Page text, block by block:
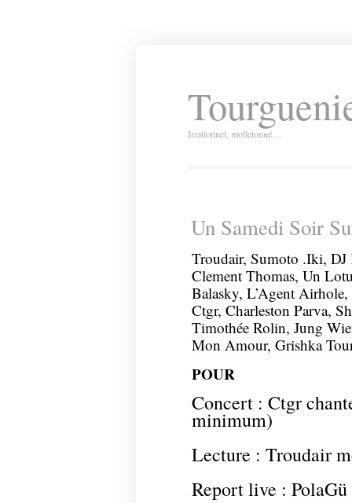
Irrationnel, molletonné…
Un Samedi Soir
Troudair, Sumoto .Iki, DJ
Clement Thomas, Un
Balasky, L’Agent Airhole,
Ctgr, Charleston Parva,
Timothée Rolin, Jung
Mon Amour, Grishka
POUR
Concert : Ctgr
minimum)
Lecture : Troudair
Report live :